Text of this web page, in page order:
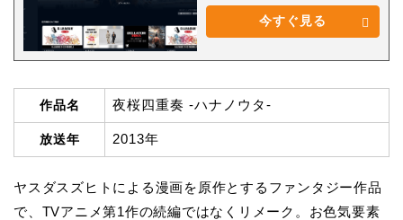
今すぐ見る
作品名 夜桜四重奏 -ハナノウタ-
放送年 2013年
ヤスダスズヒトによる漫画を原作とするファンタジー作品
で、TVアニメ第1作の続編ではなくリメーク。お色気要素